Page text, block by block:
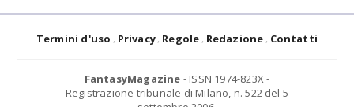
Termini d'uso Privacy Regole Redazione Contatti
FantasyMagazine - ISSN 1974-823X -
Registrazione tribunale di Milano, n. 522 del 5